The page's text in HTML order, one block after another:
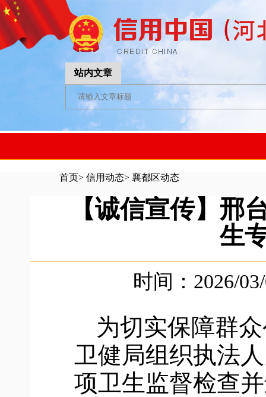
站内文章
首页> 信用动态> 襄都区动态
【诚信宣传】邢
生
时间：2026/
为切实保障群
卫健局组织执法
项卫生监督检查